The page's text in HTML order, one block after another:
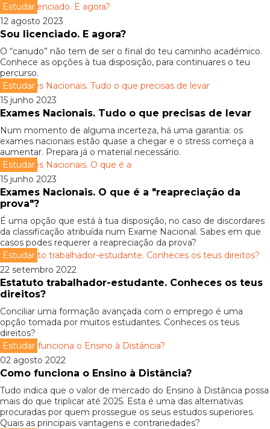
Estudar
12 agosto 2023
Sou licenciado. E agora?
O “canudo” não tem de ser o final do teu caminho académico.
Conhece as opções à tua disposição, para continuares o teu
percurso.
Estudar
15 junho 2023
Exames Nacionais. Tudo o que precisas de levar
Num momento de alguma incerteza, há uma garantia: os
exames nacionais estão quase a chegar e o stress começa a
aumentar. Prepara já o material necessário.
Estudar
15 junho 2023
Exames Nacionais. O que é a "reapreciação da
prova"?
É uma opção que está à tua disposição, no caso de discordares
da classificação atribuída num Exame Nacional. Sabes em que
casos podes requerer a reapreciação da prova?
Estudar
22 setembro 2022
Estatuto trabalhador-estudante. Conheces os teus
direitos?
Conciliar uma formação avançada com o emprego é uma
opção tomada por muitos estudantes. Conheces os teus
direitos?
Estudar
02 agosto 2022
Como funciona o Ensino à Distância?
Tudo indica que o valor de mercado do Ensino à Distância possa
mais do que triplicar até 2025. Esta é uma das alternativas
procuradas por quem prossegue os seus estudos superiores.
Quais as principais vantagens e contrariedades?